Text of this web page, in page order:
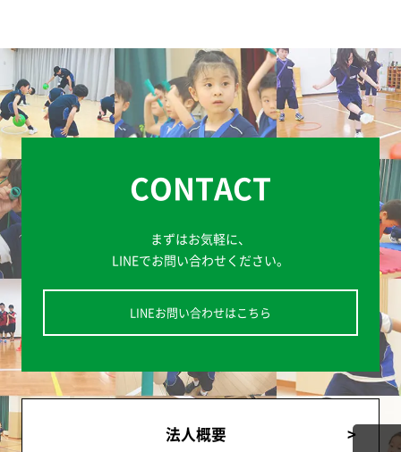
CONTACT
まずはお気軽に、
LINEでお問い合わせください。
LINEお問い合わせはこちら
法人概要